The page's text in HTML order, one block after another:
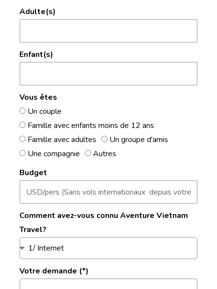
Adulte(s)
Enfant(s)
Vous êtes
Un couple
Famille avec enfants moins de 12 ans
Famille avec adultes
Un groupe d'amis
Une compagnie
Autres
Budget
Comment avez-vous connu Aventure Vietnam
Travel?
Votre demande (*)